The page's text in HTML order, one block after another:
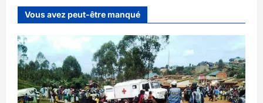
Vous avez peut-être manqué